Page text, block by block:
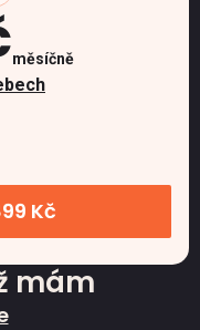
měsíčně
Kč
mám